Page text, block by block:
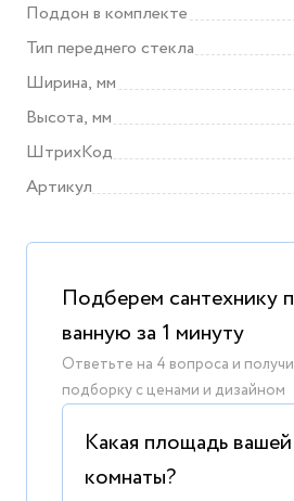
Поддон в комплекте
Тип переднего стекла
Ширина, мм
Высота, мм
ШтрихКод
Артикул
Подберем сантехнику
ванную за 1 минуту
Ответьте на 4 вопроса и
подборку с ценами и дизайном
Какая площадь
комнаты?